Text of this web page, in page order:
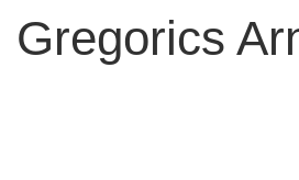
Gregorics